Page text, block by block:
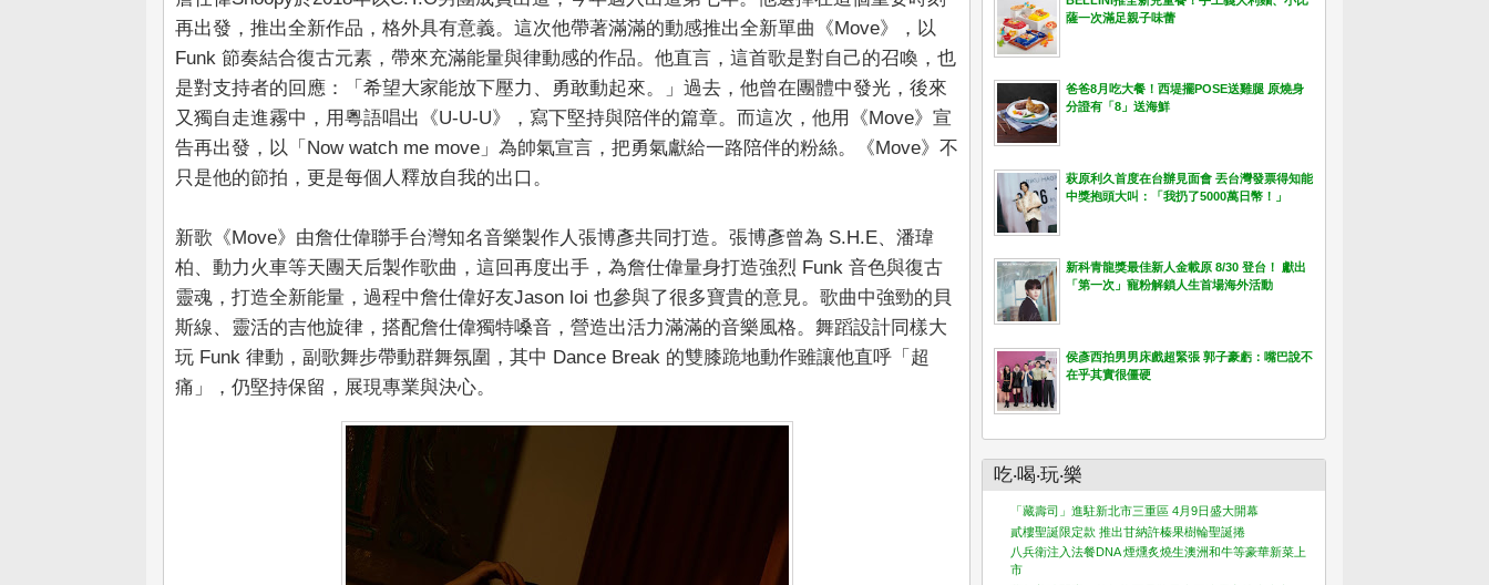
再出發，推出全新作品，格外具有意義。這次他帶著滿滿的動感推出全新單曲《Move》，以
Funk 節奏結合復古元素，帶來充滿能量與律動感的作品。他直言，這首歌是對自己的召喚，也
是對支持者的回應：「希望大家能放下壓力、勇敢動起來。」過去，他曾在團體中發光，後來
又獨自走進霧中，用粵語唱出《U-U-U》，寫下堅持與陪伴的篇章。而這次，他用《Move》宣
告再出發，以「Now watch me move」為帥氣宣言，把勇氣獻給一路陪伴的粉絲。《Move》不
只是他的節拍，更是每個人釋放自我的出口。
新歌《Move》由詹仕偉聯手台灣知名音樂製作人張博彥共同打造。張博彥曾為 S.H.E、潘瑋
柏、動力火車等天團天后製作歌曲，這回再度出手，為詹仕偉量身打造強烈 Funk 音色與復古
靈魂，打造全新能量，過程中詹仕偉好友Jason loi 也參與了很多寶貴的意見。歌曲中強勁的貝
斯線、靈活的吉他旋律，搭配詹仕偉獨特嗓音，營造出活力滿滿的音樂風格。舞蹈設計同樣大
玩 Funk 律動，副歌舞步帶動群舞氛圍，其中 Dance Break 的雙膝跪地動作雖讓他直呼「超
痛」，仍堅持保留，展現專業與決心。
薩一次滿足親子味蕾
爸爸8月吃大餐！西堤擺POSE送雞腿 原燒身
分證有「8」送海鮮
萩原利久首度在台辦見面會 丟台灣發票得知能
中獎抱頭大叫：「我扔了5000萬日幣！」
新科青龍獎最佳新人金載原 8/30 登台！ 獻出
「第一次」寵粉解鎖人生首場海外活動
侯彥西拍男男床戲超緊張 郭子豪虧：嘴巴說不
在乎其實很僵硬
吃‧喝‧玩‧樂
「藏壽司」進駐新北市三重區 4月9日盛大開幕
貳樓聖誕限定款 推出甘納許榛果樹輪聖誕捲
八兵衛注入法餐DNA 煙燻炙燒生澳洲和牛等豪華新菜上
市